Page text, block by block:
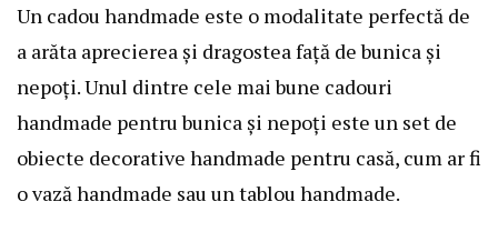
Un cadou handmade este o modalitate perfectă de
a arăta aprecierea și dragostea față de bunica și
nepoți. Unul dintre cele mai bune cadouri
handmade pentru bunica și nepoți este un set de
obiecte decorative handmade pentru casă, cum ar fi
o vază handmade sau un tablou handmade.